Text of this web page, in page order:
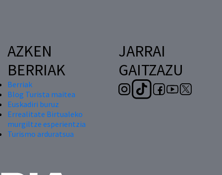
AZKEN
BERRIAK
Berriak
Blog Turista maitea
Euskadiri buruz
Errealitate Birtualeko
murgiltze esperientzia
Turismo arduratsua
JARRAI
GAITZAZU